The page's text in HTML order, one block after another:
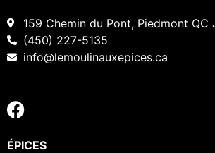
159 Chemin du Pont, Piedmont QC
(450) 227-5135
info@lemoulinauxepices.ca
ÉPICES